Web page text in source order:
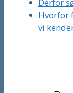
Derfor
Hvorfor
vi